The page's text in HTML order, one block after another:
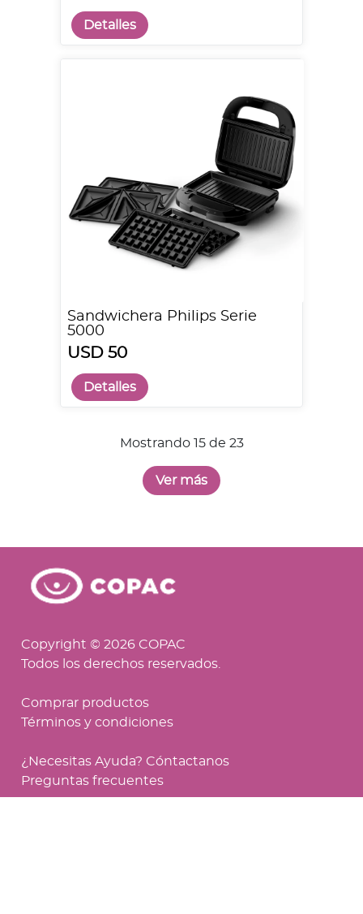
Detalles
Sandwichera Philips Serie
5000
USD 50
Detalles
Mostrando 15 de 23
Copyright © 2026 COPAC
Todos los derechos reservados.
Comprar productos
Términos y condiciones
¿Necesitas Ayuda? Cóntactanos
Preguntas frecuentes